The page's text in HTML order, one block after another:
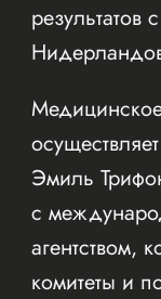
Эмиль
с
агентством,
комитеты и